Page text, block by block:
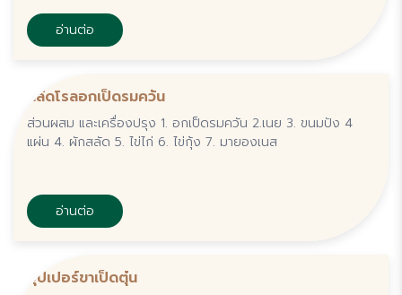
อ่านต่อ
สลัดโรลอกเป็ดรมควัน
ส่วนผสม และเครื่องปรุง 1. อกเป็ดรมควัน 2.เนย 3. ขนมปัง 4
แผ่น 4. ผักสลัด 5. ไข่ไก่ 6. ไข่กุ้ง 7. มายองเนส
อ่านต่อ
ซุปเปอร์ขาเป็ดตุ๋น